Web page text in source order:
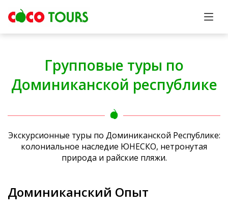
Групповые туры по
Доминиканской республике
Экскурсионные туры по Доминиканской Республике:
колониальное наследие ЮНЕСКО, нетронутая
природа и райские пляжи.
Доминиканский Опыт